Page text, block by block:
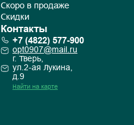
Скоро в продаже
Скидки
Контакты
+7 (4822) 577-900
opt0907@mail.ru
г. Тверь,
ул.2-ая Лукина,
д.9
Найти на карте